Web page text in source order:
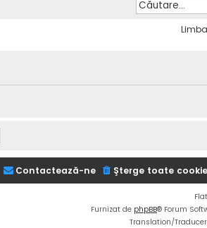
Şterge toate
Contactează-ne
Furnizat de phpBB® Forum
Translation/